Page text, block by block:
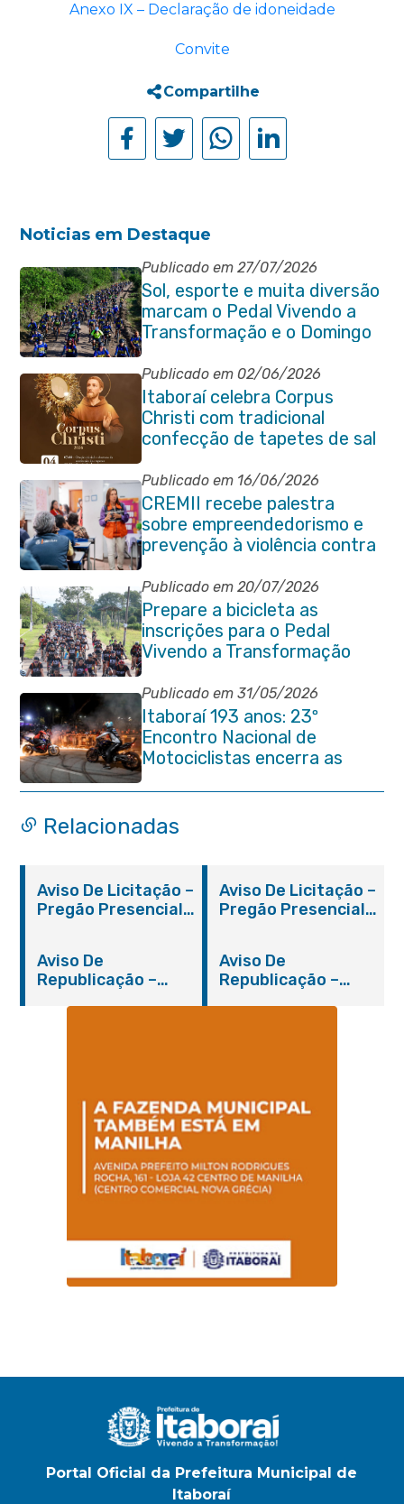
Anexo IX – Declaração de idoneidade
Convite
Compartilhe
Noticias em Destaque
Publicado em 27/07/2026
Sol, esporte e muita diversão
marcam o Pedal Vivendo a
Transformação e o Domingo
no Parque Paleontológico
Publicado em 02/06/2026
Itaboraí celebra Corpus
Christi com tradicional
confecção de tapetes de sal
e programação religiosa na
Avenida 22 de Maio
Publicado em 16/06/2026
CREMII recebe palestra
sobre empreendedorismo e
prevenção à violência contra
a pessoa idosa
Publicado em 20/07/2026
Prepare a bicicleta as
inscrições para o Pedal
Vivendo a Transformação
estão abertas em Itaboraí
Publicado em 31/05/2026
Itaboraí 193 anos: 23º
Encontro Nacional de
Motociclistas encerra as
comemorações do
aniversário da cidade
Relacionadas
Aviso De Licitação –
Pregão Presencial
Aviso De Licitação –
Pregão Presencial
Aviso De
Republicação –
Aviso De
Republicação –
Portal Oficial da Prefeitura Municipal de
Itaboraí